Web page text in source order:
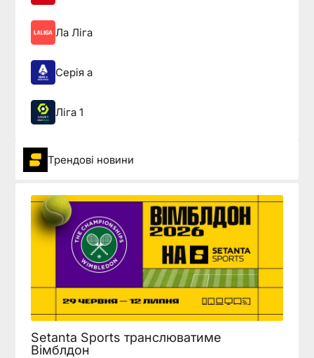
Ла Ліга
Серія а
Ліга 1
Трендові новини
Setanta Sports транслюватиме
Вімблдон